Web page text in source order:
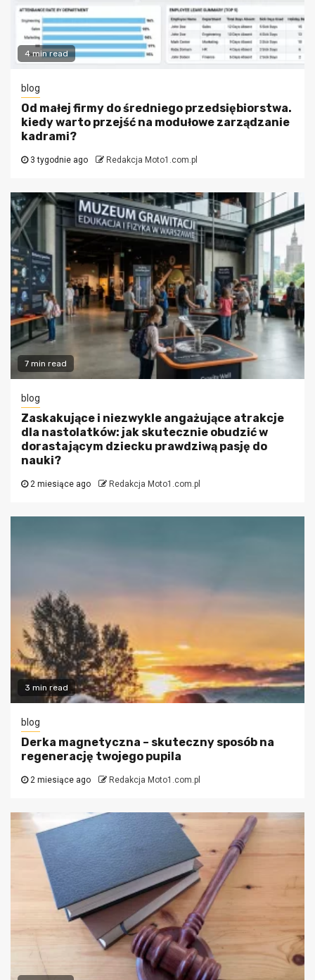
4 min read
blog
Od małej firmy do średniego przedsiębiorstwa.
kiedy warto przejść na modułowe zarządzanie
kadrami?
3 tygodnie ago Redakcja Moto1.com.pl
7 min read
blog
Zaskakujące i niezwykle angażujące atrakcje
dla nastolatków: jak skutecznie obudzić w
dorastającym dziecku prawdziwą pasję do
nauki?
2 miesiące ago Redakcja Moto1.com.pl
3 min read
blog
Derka magnetyczna – skuteczny sposób na
regenerację twojego pupila
2 miesiące ago Redakcja Moto1.com.pl